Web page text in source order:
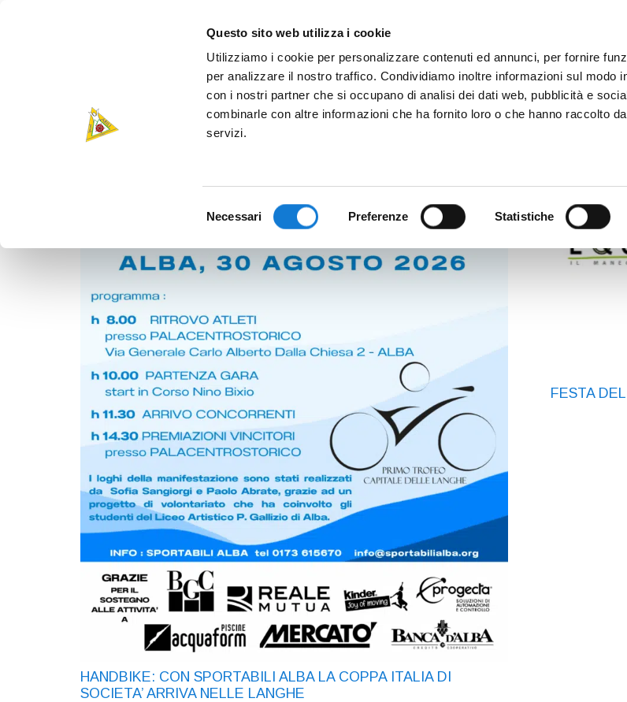
Questo sito web utilizza i cookie
Utilizziamo i cookie per personalizzare contenuti ed annunci, per fornire
per analizzare il nostro traffico. Condividiamo inoltre informazioni sul modo
con i nostri partner che si occupano di analisi dei dati web, pubblicità e
combinarle con altre informazioni che ha fornito loro o che hanno raccolto
servizi.
Necessari Preferenze Statistiche
HANDBIKE: CON SPORTABILI ALBA LA COPPA ITALIA DI
SOCIETA’ ARRIVA NELLE LANGHE
FESTA